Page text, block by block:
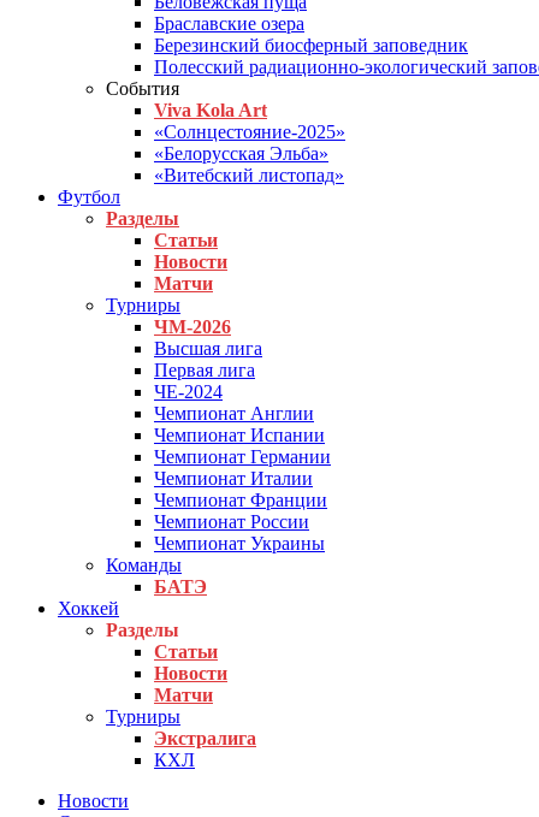
Браславские озера
Березинский биосферный заповедник
Полесский радиационно-экологический
События
Viva Kola Art
«Солнцестояние-2025»
«Белорусская Эльба»
«Витебский листопад»
Футбол
Разделы
Статьи
Новости
Матчи
Турниры
ЧМ-2026
Высшая лига
Первая лига
ЧЕ-2024
Чемпионат Англии
Чемпионат Испании
Чемпионат Германии
Чемпионат Италии
Чемпионат Франции
Чемпионат России
Чемпионат Украины
Команды
БАТЭ
Хоккей
Разделы
Статьи
Новости
Матчи
Турниры
Экстралига
КХЛ
Новости